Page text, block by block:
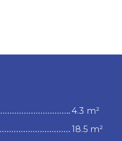
4.3 m²
18.5 m²